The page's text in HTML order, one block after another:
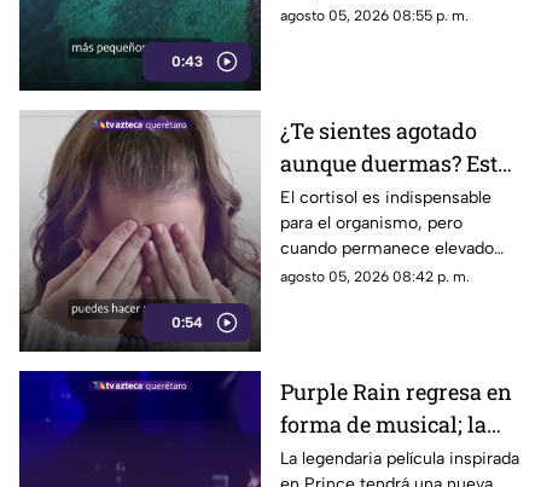
0:43
utilizada por sus propios
agosto 05, 2026 08:55 p. m.
0:54
¿Te sientes agotado
aunque duermas? Estos
hábitos pueden ayudar
a regular el cortisol
El cortisol es indispensable
para el organismo, pero
cuando permanece elevado
por largos periodos puede
agosto 05, 2026 08:42 p. m.
Purple Rain regresa en
forma de musical; la
historia de Prince
La legendaria película inspirada